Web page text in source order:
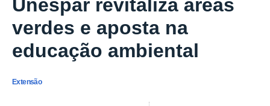
Unespar revitaliza áreas
verdes e aposta na
educação ambiental
Extensão